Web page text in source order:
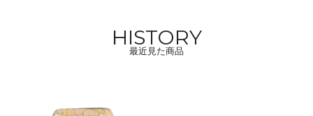
HISTORY
最近見た商品